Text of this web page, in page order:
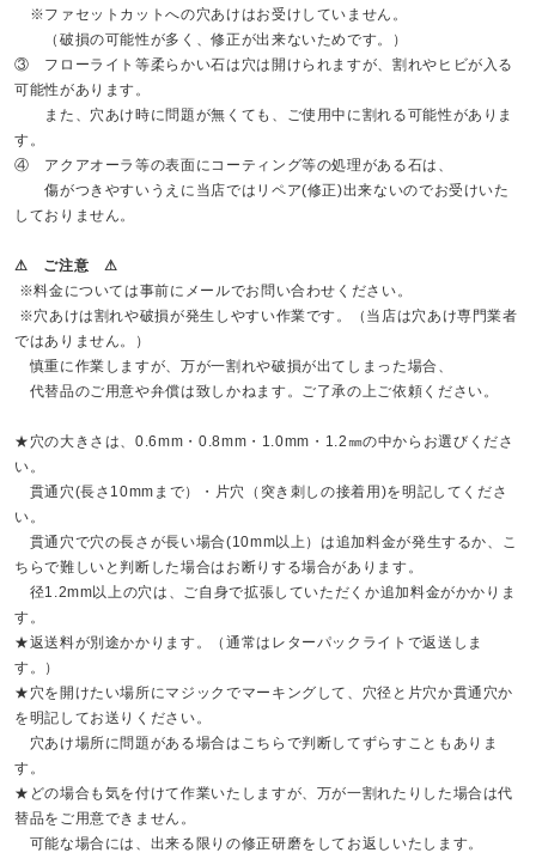
※ファセットカットへの穴あけはお受けしていません。
（破損の可能性が多く、修正が出来ないためです。）
③ フローライト等柔らかい石は穴は開けられますが、割れやヒビが入る
可能性があります。
また、穴あけ時に問題が無くても、ご使用中に割れる可能性がありま
す。
④ アクアオーラ等の表面にコーティング等の処理がある石は、
傷がつきやすいうえに当店ではリペア(修正)出来ないのでお受けいた
しておりません。
⚠ ご注意 ⚠
※料金については事前にメールでお問い合わせください。
※穴あけは割れや破損が発生しやすい作業です。（当店は穴あけ専門業者
ではありません。）
慎重に作業しますが、万が一割れや破損が出てしまった場合、
代替品のご用意や弁償は致しかねます。ご了承の上ご依頼ください。
★穴の大きさは、0.6mm・0.8mm・1.0mm・1.2㎜の中からお選びくださ
い。
貫通穴(長さ10mmまで）・片穴（突き刺しの接着用)を明記してくださ
い。
貫通穴で穴の長さが長い場合(10mm以上）は追加料金が発生するか、こ
ちらで難しいと判断した場合はお断りする場合があります。
径1.2mm以上の穴は、ご自身で拡張していただくか追加料金がかかりま
す。
★返送料が別途かかります。（通常はレターパックライトで返送しま
す。）
★穴を開けたい場所にマジックでマーキングして、穴径と片穴か貫通穴か
を明記してお送りください。
穴あけ場所に問題がある場合はこちらで判断してずらすこともありま
す。
★どの場合も気を付けて作業いたしますが、万が一割れたりした場合は代
替品をご用意できません。
可能な場合には、出来る限りの修正研磨をしてお返しいたします。